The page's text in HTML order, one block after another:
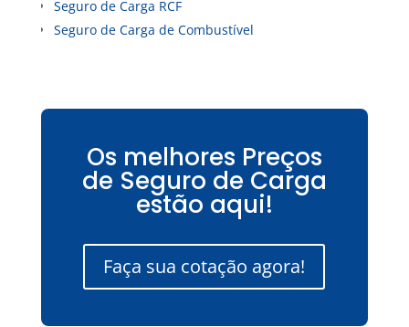
Seguro de Carga RCF
Seguro de Carga de Combustível
Os melhores Preços
de Seguro de Carga
estão aqui!
Faça sua cotação agora!